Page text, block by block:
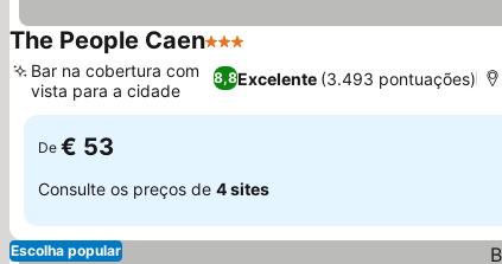
The People Caen3 Estrelas
8,8Excelente (3.493 pontuações)
Bar na cobertura com
vista para a cidade
De € 53
Consulte os preços de 4 sites
Escolha popular